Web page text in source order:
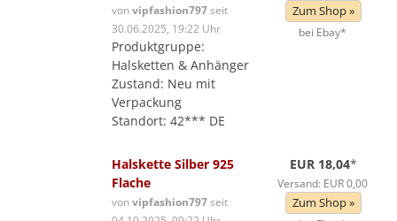
vonvipfashion797seit
30.06.2025, 19:22 Uhr
Produktgruppe:
Halsketten & Anhänger
Zustand: Neu mit
Verpackung
Standort: 42*** DE
Zum Shop »
bei Ebay*
Halskette Silber 925
Flache
vonvipfashion797seit
EUR 18,04*
Versand: EUR 0,00
Zum Shop »